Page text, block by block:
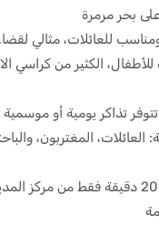
على بحر مرمرة
للعائلات، مثالي
الكثير من كراسي
تذاكر يومية أو موسمية
العائلات، المغتربون،
كيفية الوصول: 20 دقيقة فقط من